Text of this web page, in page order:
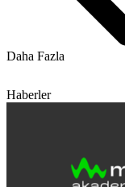
Daha Fazla
Haberler